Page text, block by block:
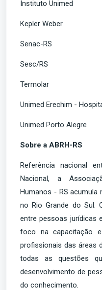
Instituto Unimed
Kepler Weber
Senac-RS
Sesc/RS
Termolar
Unimed Erechim -
Unimed Porto Alegre
Sobre a ABRH-RS
Referência nacional
Nacional, a
Humanos - RS acumula
no Rio Grande do Sul.
entre pessoas jurídicas
foco na capacitação
profissionais das áreas
todas as questões
desenvolvimento de
do conhecimento.